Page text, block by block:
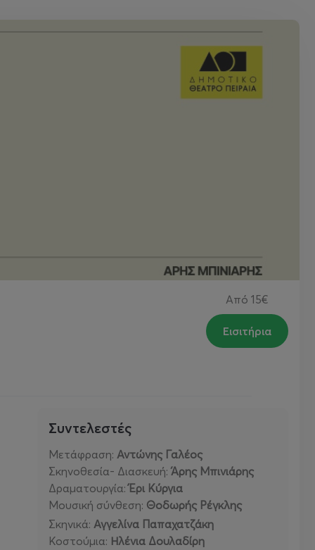
Από 15€
Εισιτήρια
Συντελεστές
Μετάφραση: Αντώνης Γαλέος
Σκηνοθεσία- Διασκευή:Άρης Μπινιάρης
Δραματουργία:Έρι Κύργια
Μουσική σύνθεση: Θοδωρής Ρέγκλης
Σκηνικά: Αγγελίνα Παπαχατζάκη
Κοστούμια: Ηλένια Δουλαδίρη